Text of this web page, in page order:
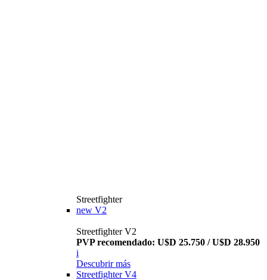
Streetfighter
new V2
Streetfighter V2
PVP recomendado: U$D 25.750 / U$D 28.950
i
Descubrir más
Streetfighter V4